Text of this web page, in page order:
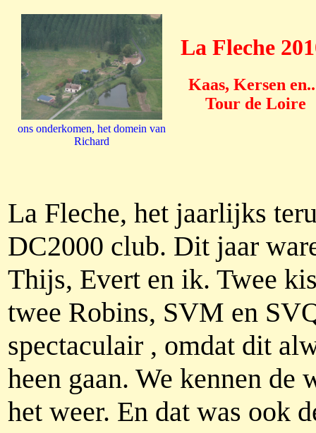
ons onderkomen, het domein van
Richard
La Fleche
Kaas, Kersen
Tour de Loire
La Fleche, het jaarlijks
DC2000 club. Dit jaar
Thijs, Evert en ik. Twee
twee Robins, SVM en
spectaculair , omdat dit
heen gaan. We kennen de
het weer. En dat was ook